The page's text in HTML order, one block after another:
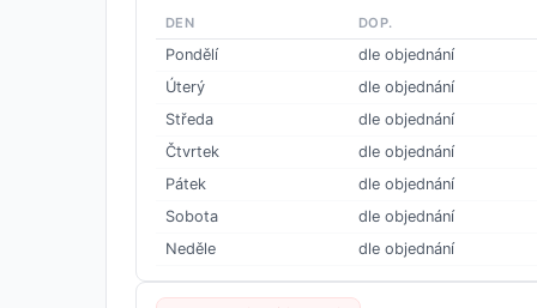
DEN DOP.
Pondělí
dle objednání
Úterý
dle objednání
Středa
dle objednání
Čtvrtek
dle objednání
Pátek
dle objednání
Sobota
dle objednání
Neděle
dle objednání